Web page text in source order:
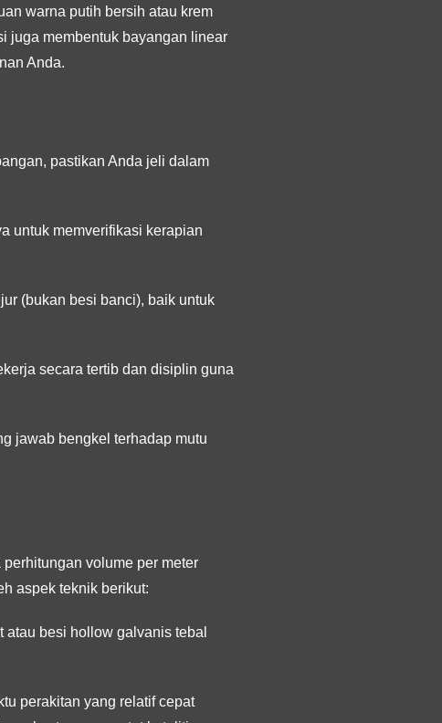
warna putih bersih atau krem
juga membentuk bayangan linear
Anda.
pastikan Anda jeli dalam
untuk memverifikasi kerapian
(bukan besi banci), baik untuk
secara tertib dan disiplin guna
jawab bengkel terhadap mutu
volume per meter
aspek teknik berikut:
besi hollow galvanis tebal
perakitan yang relatif cepat